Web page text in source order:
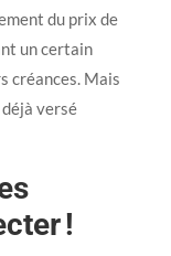
du prix de
un certain
créances. Mais
versé
!